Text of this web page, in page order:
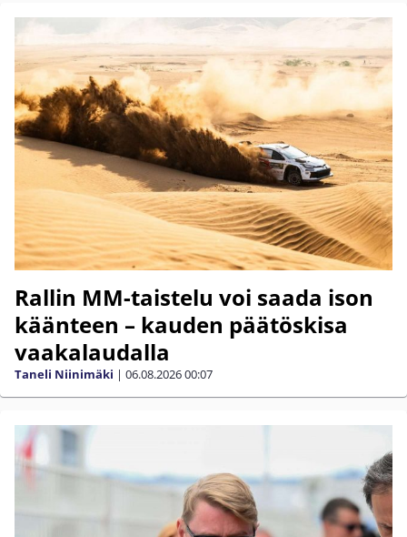
Rallin MM-taistelu voi saada ison
käänteen – kauden päätöskisa
vaakalaudalla
Taneli Niinimäki | 06.08.202600:07